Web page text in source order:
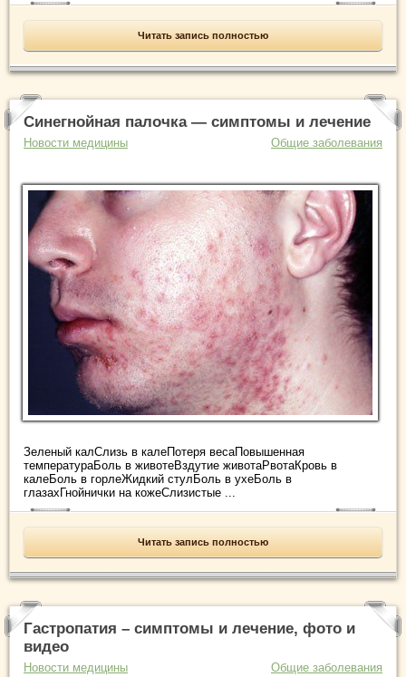
Читать запись полностью
Синегнойная палочка — симптомы и лечение
Новости медицины Общие заболевания
Зеленый калСлизь в калеПотеря весаПовышенная
температураБоль в животеВздутие животаРвотаКровь в
калеБоль в горлеЖидкий стулБоль в ухеБоль в
глазахГнойнички на кожеСлизистые ...
Читать запись полностью
Гастропатия – симптомы и лечение, фото и
видео
Новости медицины Общие заболевания